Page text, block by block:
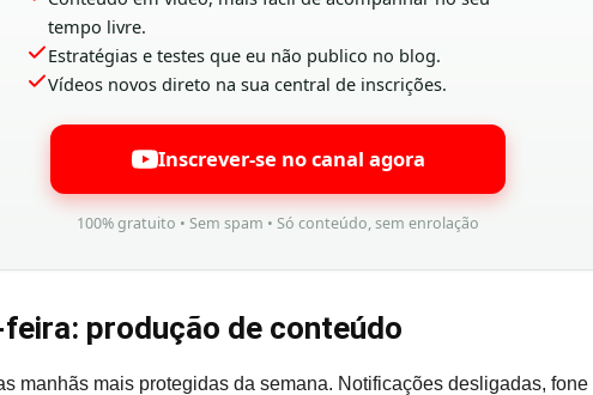
tempo livre.
Estratégias e testes que eu não publico no blog.
Vídeos novos direto na sua central de inscrições.
Inscrever-se no canal agora
100% gratuito • Sem spam • Só conteúdo, sem enrolação
produção de conteúdo
manhãs mais protegidas da semana. Notificações desligadas,